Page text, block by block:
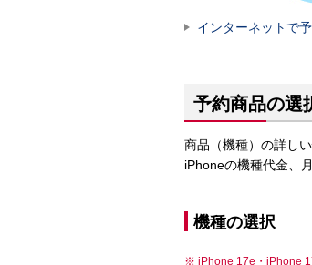
インターネットで
予約商品の選
商品（機種）の詳しい
iPhoneの機種代金、
機種の選択
iPhone 17e・iPhone